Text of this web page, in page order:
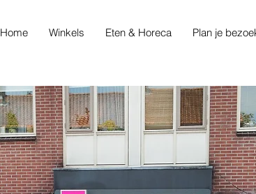
Home Winkels Eten & Horeca Plan je